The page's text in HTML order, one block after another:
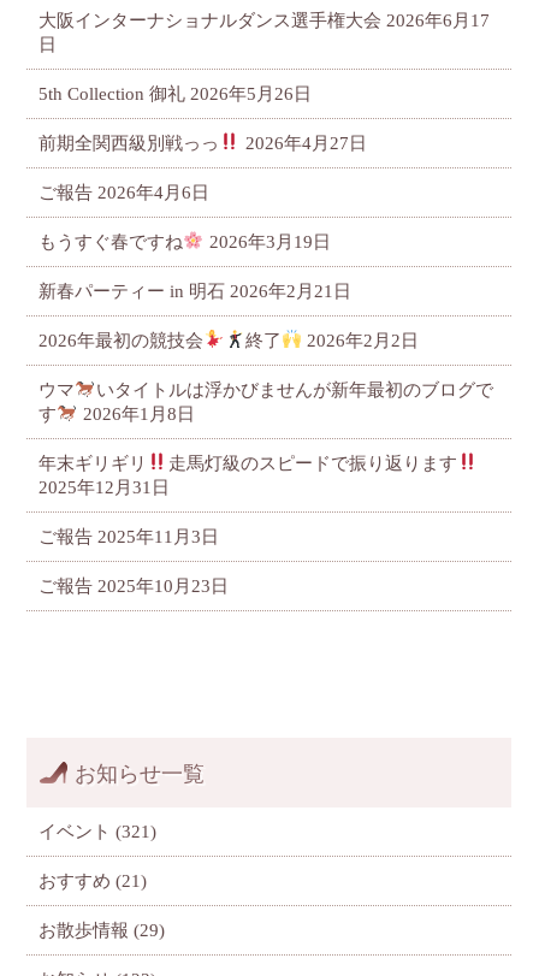
大阪インターナショナルダンス選手権大会 2026年6月17
日
5th Collection 御礼 2026年5月26日
前期全関西級別戦っっ 2026年4月27日
ご報告 2026年4月6日
もうすぐ春ですね 2026年3月19日
新春パーティー in 明石 2026年2月21日
2026年最初の競技会 終了 2026年2月2日
ウマ
いタイトルは浮かびませんが新年最初のブログで
す
2026年1月8日
年末ギリギリ
走馬灯級のスピードで振り返ります
2025年12月31日
ご報告 2025年11月3日
ご報告 2025年10月23日
お知らせ一覧
イベント (321)
おすすめ (21)
お散歩情報 (29)